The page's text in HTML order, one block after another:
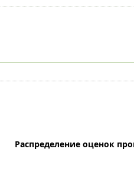
Распределение оценок